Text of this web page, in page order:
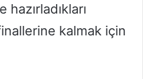
kalmak için